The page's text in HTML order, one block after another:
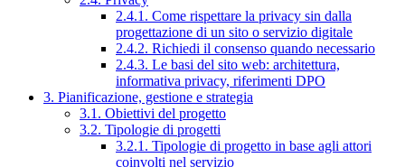
2.4.1. Come rispettare la privacy sin dalla
progettazione di un sito o servizio digitale
2.4.2. Richiedi il consenso quando necessario
2.4.3. Le basi del sito web: architettura,
informativa privacy, riferimenti DPO
3. Pianificazione, gestione e strategia
3.1. Obiettivi del progetto
3.2. Tipologie di progetti
3.2.1. Tipologie di progetto in base agli attori
coinvolti nel servizio